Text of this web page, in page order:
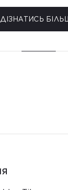
ДІЗНАТИСЬ